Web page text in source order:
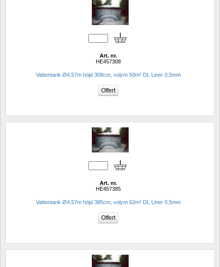
Art. nr.
HE457308
Vattentank Ø4,57m höjd 308cm, volym 50m³ DL Liner 0,5mm
Art. nr.
HE457385
Vattentank Ø4,57m höjd 385cm, volym 62m³ DL Liner 0,5mm